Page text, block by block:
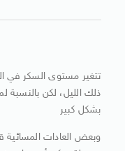
تتغير مستوى السكر في
ذلك الليل، لكن
بشكل كبير
وبعض العادات المسائية